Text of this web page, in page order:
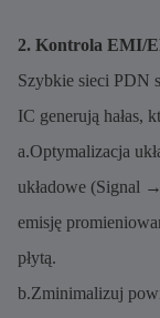
2. Kontrola EMI/
Szybkie sieci PDN
IC generują hałas,
a.Optymalizacja
układowe (Signal
emisję
płytą.
b.Zminimalizuj